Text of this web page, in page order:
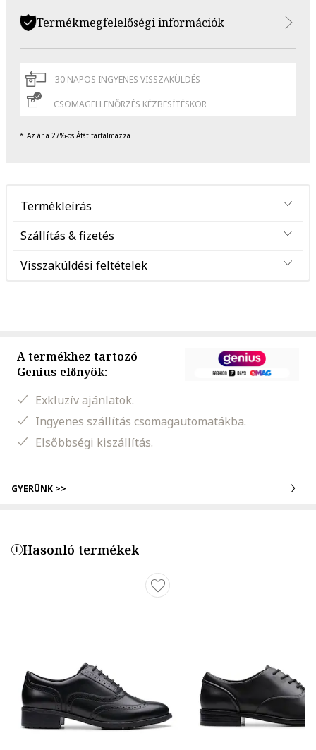
Termékmegfelelőségi információk
30 NAPOS INGYENES VISSZAKÜLDÉS
CSOMAGELLENŐRZÉS KÉZBESÍTÉSKOR
Az ár a 27%-os Áfát tartalmazza
Termékleírás
Szállítás & fizetés
Visszaküldési feltételek
A termékhez tartozó
Genius előnyök:
Exkluzív ajánlatok.
Ingyenes szállítás csomagautomatákba.
Elsőbbségi kiszállítás.
GYERÜNK >>
Hasonló termékek